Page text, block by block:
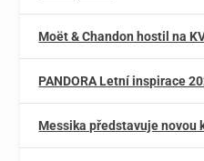
Moët & Chandon hostil na
PANDORA Letní inspirace
Messika představuje novou